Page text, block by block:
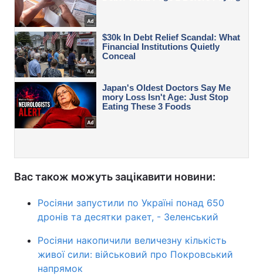
Вас також можуть зацікавити новини:
Росіяни запустили по Україні понад 650
дронів та десятки ракет, - Зеленський
Росіяни накопичили величезну кількість
живої сили: військовий про Покровський
напрямок